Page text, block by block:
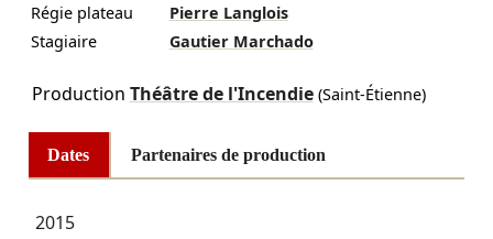
Régie plateau
Pierre Langlois
Stagiaire
Gautier Marchado
Production Théâtre de l'Incendie(Saint-Étienne)
Dates Partenaires de production
2015